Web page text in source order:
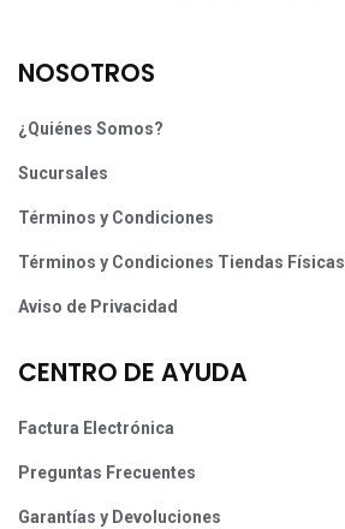
NOSOTROS
¿Quiénes Somos?
Sucursales
Términos y Condiciones
Términos y Condiciones Tiendas Físicas
Aviso de Privacidad
CENTRO DE AYUDA
Factura Electrónica
Preguntas Frecuentes
Garantías y Devoluciones